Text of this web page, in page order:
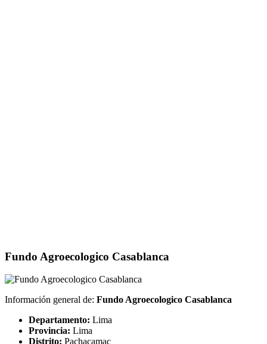
Fundo Agroecologico Casablanca
Información general de: Fundo Agroecologico Casablanca
Departamento: Lima
Provincia: Lima
Distrito: Pachacamac